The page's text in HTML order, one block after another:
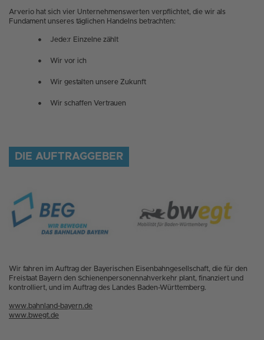
Arverio hat sich vier Unternehmenswerten verpflichtet, die wir als
Fundament unseres täglichen Handelns betrachten:
Jede:r Einzelne zählt
Wir vor ich
Wir gestalten unsere Zukunft
Wir schaffen Vertrauen
DIE AUFTRAGGEBER
Wir fahren im Auftrag der Bayerischen Eisenbahngesellschaft, die für den
Freistaat Bayern den Schienenpersonennahverkehr plant, finanziert und
kontrolliert, und im Auftrag des Landes Baden-Württemberg.
www.bahnland-bayern.de
www.bwegt.de